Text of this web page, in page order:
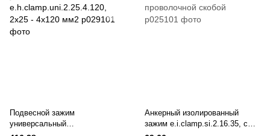
Подвесной зажим
универсальный
Анкерный изолированный
зажим e.i.clamp.si.2.16.35, с